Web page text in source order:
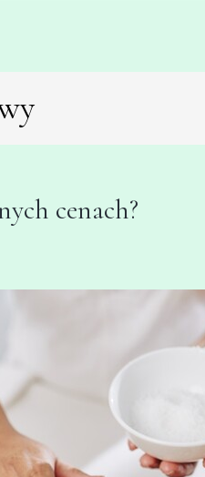
cenach?